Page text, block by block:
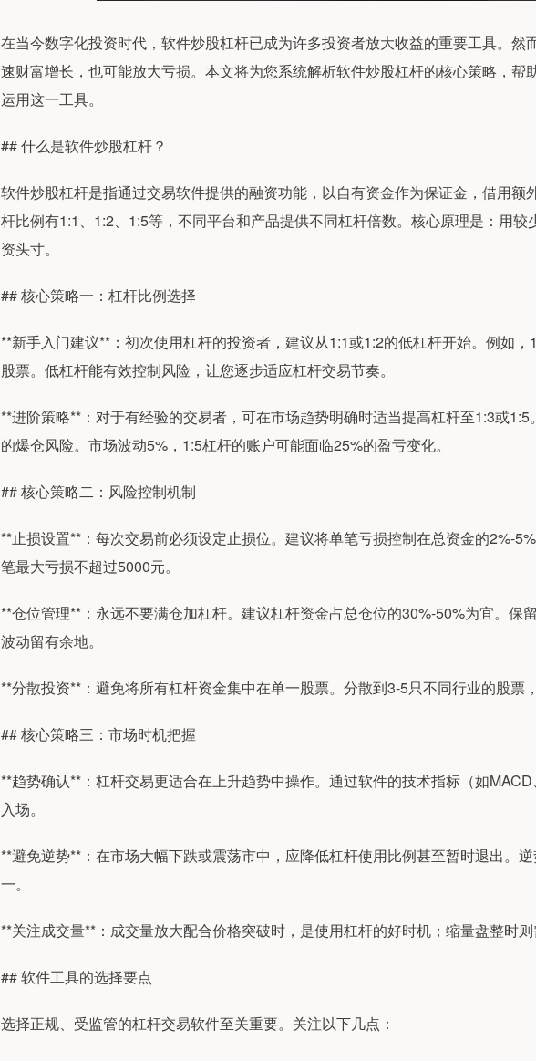
在当今数字化投资时代，软件炒股杠杆已成为许多投资者放大收益的重要工具。然
速财富增长，也可能放大亏损。本文将为您系统解析软件炒股杠杆的核心策略，帮
运用这一工具。
## 什么是软件炒股杠杆？
软件炒股杠杆是指通过交易软件提供的融资功能，以自有资金作为保证金，借用额
杆比例有1:1、1:2、1:5等，不同平台和产品提供不同杠杆倍数。核心原理是：用较
资头寸。
## 核心策略一：杠杆比例选择
**新手入门建议**：初次使用杠杆的投资者，建议从1:1或1:2的低杠杆开始。例如
股票。低杠杆能有效控制风险，让您逐步适应杠杆交易节奏。
**进阶策略**：对于有经验的交易者，可在市场趋势明确时适当提高杠杆至1:3或
的爆仓风险。市场波动5%，1:5杠杆的账户可能面临25%的盈亏变化。
## 核心策略二：风险控制机制
**止损设置**：每次交易前必须设定止损位。建议将单笔亏损控制在总资金的2%-
笔最大亏损不超过5000元。
**仓位管理**：永远不要满仓加杠杆。建议杠杆资金占总仓位的30%-50%为宜。保
波动留有余地。
**分散投资**：避免将所有杠杆资金集中在单一股票。分散到3-5只不同行业的股票
## 核心策略三：市场时机把握
**趋势确认**：杠杆交易更适合在上升趋势中操作。通过软件的技术指标（如
入场。
**避免逆势**：在市场大幅下跌或震荡市中，应降低杠杆使用比例甚至暂时退出。
一。
**关注成交量**：成交量放大配合价格突破时，是使用杠杆的好时机；缩量盘整时则
## 软件工具的选择要点
选择正规、受监管的杠杆交易软件至关重要。关注以下几点：